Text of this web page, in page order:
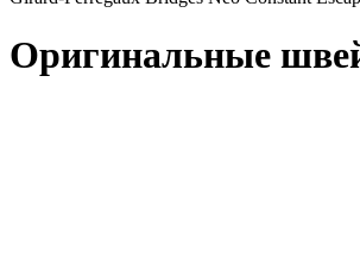
Оригинальные